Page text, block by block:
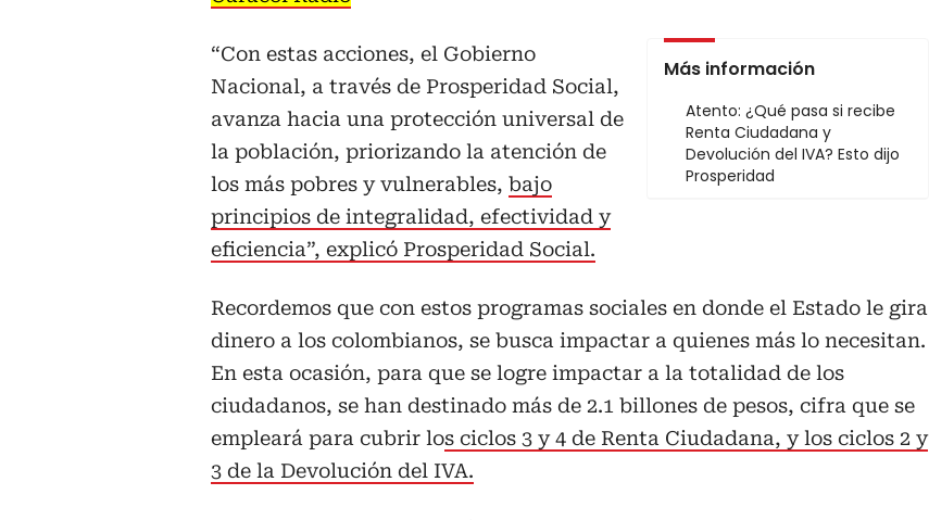
Más información
Atento: ¿Qué pasa si recibe
Renta Ciudadana y
Devolución del IVA? Esto dijo
Prosperidad
“Con estas acciones, el Gobierno
Nacional, a través de Prosperidad Social,
avanza hacia una protección universal de
la población, priorizando la atención de
los más pobres y vulnerables, bajo
principios de integralidad, efectividad y
eficiencia”, explicó Prosperidad Social.
Recordemos que con estos programas sociales en donde el Estado le gira
dinero a los colombianos, se busca impactar a quienes más lo necesitan.
En esta ocasión, para que se logre impactar a la totalidad de los
ciudadanos, se han destinado más de 2.1 billones de pesos, cifra que se
empleará para cubrir los ciclos 3 y 4 de Renta Ciudadana, y los ciclos 2 y
3 de la Devolución del IVA.